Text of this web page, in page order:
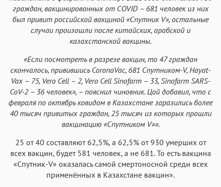
граждан, вакцинированных от COVID – 681 человек из них
был привит российской вакциной «Спутник V», остальные
случаи произошли после китайских, арабской и
казахстанской вакцины.
«Если посмотреть в разрезе вакцин, то 47 граждан
скончалось, привившись CoronaVac, 681 Спутником-V, Hayat-
Vax – 75, Vero Cell – 2, Vero Cell Sinofarm – 33, Sinofarm SARS-
CoV-2 – 36 человек», – пояснил чиновник. Цой добавил, что с
февраля по октябрь ковидом в Казахстане заразились более
40 тысяч привитых граждан, 25 тысяч из которых прошли
вакцинацию «Спутником V»».
25 от 40 составляют 62,5%, а 62,5% от 930 умерших от
всех вакцин, будет 581 человек, а не 681. То есть вакцина
«Спутник-V» оказалась самой смертоносной среди всех
применённых в Казахстане вакцин».